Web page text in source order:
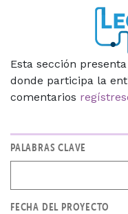
Esta sección
donde participa la
comentarios
PALABRAS CLAVE
FECHA DEL PROYECTO